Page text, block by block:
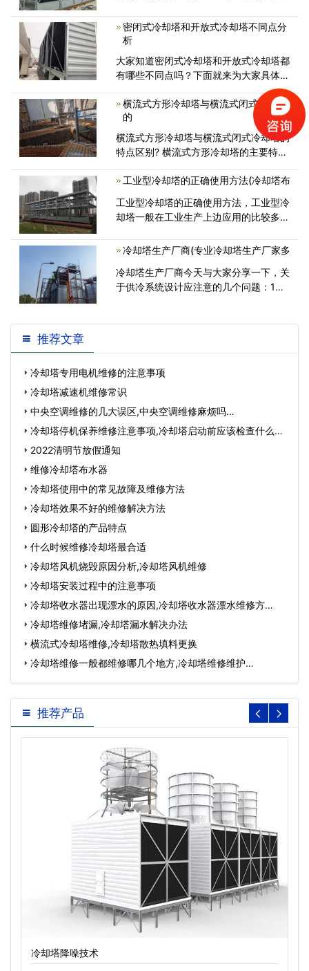
密闭式冷却塔和开放式冷却塔不同点分
析
大家知道密闭式冷却塔和开放式冷却塔都
有哪些不同点吗？下面就来为大家具体分
横流式方形冷却塔与横流式闭式冷却塔
的
横流式方形冷却塔与横流式闭式冷却塔的
特点区别? 横流式方形冷却塔的主要特
工业型冷却塔的正确使用方法(冷却塔布
工业型冷却塔的正确使用方法，工业型冷
却塔一般在工业生产上边应用的比较多，
冷却塔生产厂商(专业冷却塔生产厂家多
冷却塔生产厂商今天与大家分享一下，关
于供冷系统设计应注意的几个问题：1、
推荐文章
冷却塔专用电机维修的注意事项
冷却塔减速机维修常识
中央空调维修的几大误区,中央空调维修麻烦吗…
冷却塔停机保养维修注意事项,冷却塔启动前应该检查什么…
2022清明节放假通知
维修冷却塔布水器
冷却塔使用中的常见故障及维修方法
冷却塔效果不好的维修解决方法
圆形冷却塔的产品特点
什么时候维修冷却塔最合适
冷却塔风机烧毁原因分析,冷却塔风机维修
冷却塔安装过程中的注意事项
冷却塔收水器出现漂水的原因,冷却塔收水器漂水维修方
法？…
冷却塔维修堵漏,冷却塔漏水解决办法
横流式冷却塔维修,冷却塔散热填料更换
冷却塔维修一般都维修哪几个地方,冷却塔维修维护…
推荐产品
冷却塔降噪技术